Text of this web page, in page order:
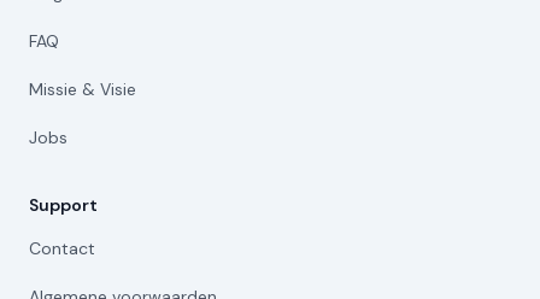
FAQ
Missie & Visie
Jobs
Support
Contact